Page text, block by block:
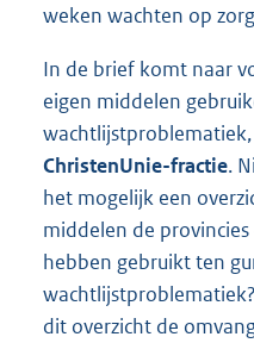
weken wachten op
In de brief komt naar
eigen middelen
ChristenUnie-fractie.
het mogelijk een
middelen de
hebben gebruikt ten
dit overzicht de